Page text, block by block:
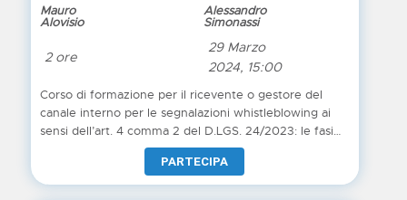
Mauro
Alovisio
Alessandro
Simonassi
2 ore
29 Marzo
2024, 15:00
Corso di formazione per il ricevente o gestore del
canale interno per le segnalazioni whistleblowing ai
sensi dell’art. 4 comma 2 del D.LGS. 24/2023: le fasi
dell'iniziativa preliminare di esame, la fase istruttoria, le
indagini, la fase decisoria, riscontro e comunicazione
degli esiti
PARTECIPA